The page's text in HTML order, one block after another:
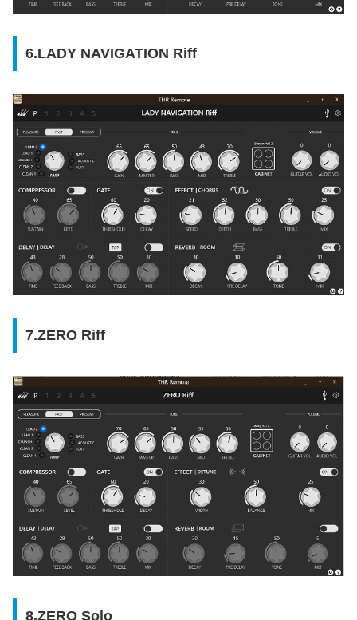
6.LADY NAVIGATION Riff
7.ZERO Riff
8.ZERO Solo